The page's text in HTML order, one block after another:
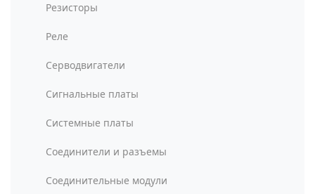
Резисторы
Реле
Серводвигатели
Сигнальные платы
Системные платы
Соединители и разъемы
Соединительные модули